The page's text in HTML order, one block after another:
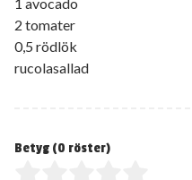
2 tomater
0,5 rödlök
rucolasallad
Betyg (0 röster)